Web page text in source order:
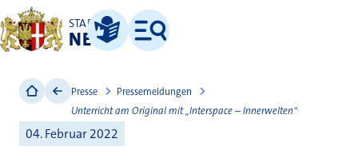
STADT
NEUSS
Leichte Sprache
Menü
Presse
Pressemeldungen
Unterricht am Original mit „Interspace – Innerwelten“
04. Februar 2022